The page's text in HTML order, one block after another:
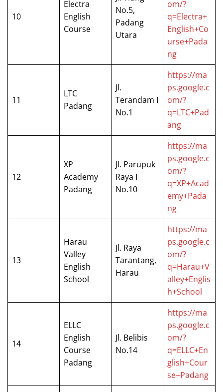
10
Electra
English
Course
No.5,
Padang
Utara
om/?
q=Electra+
English+Co
urse+Pada
ng
11
LTC
Padang
Jl.
Terandam I
No.1
https://ma
ps.google.c
om/?
q=LTC+Pad
ang
12
XP
Academy
Padang
Jl. Parupuk
Raya I
No.10
https://ma
ps.google.c
om/?
q=XP+Acad
emy+Pada
ng
13
Harau
Valley
English
School
Jl. Raya
Tarantang,
Harau
https://ma
ps.google.c
om/?
q=Harau+V
alley+Englis
h+School
14
ELLC
English
Course
Padang
Jl. Belibis
No.14
https://ma
ps.google.c
om/?
q=ELLC+En
glish+Cour
se+Padang